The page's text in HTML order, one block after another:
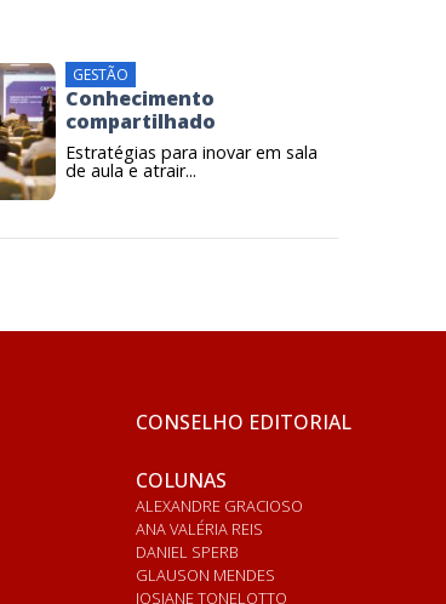
GESTÃO
Conhecimento
compartilhado
Estratégias para inovar em sala
de aula e atrair...
CONSELHO EDITORIAL
COLUNAS
ALEXANDRE GRACIOSO
ANA VALÉRIA REIS
DANIEL SPERB
GLAUSON MENDES
JOSIANE TONELOTTO